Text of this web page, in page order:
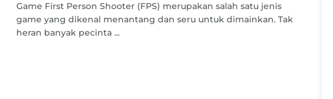
Game First Person Shooter (FPS) merupakan salah satu jenis
game yang dikenal menantang dan seru untuk dimainkan. Tak
heran banyak pecinta ...